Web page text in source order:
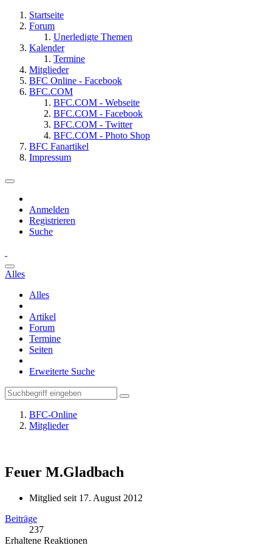
Startseite
Forum
Unerledigte Themen
Kalender
Termine
Mitglieder
BFC Online - Facebook
BFC.COM
BFC.COM - Webseite
BFC.COM - Facebook
BFC.COM - Twitter
BFC.COM - Photo Shop
BFC Fanartikel
Impressum
Anmelden
Registrieren
Suche
Alles
Alles
Artikel
Forum
Termine
Seiten
Erweiterte Suche
BFC-Online
Mitglieder
Feuer M.Gladbach
Mitglied seit 17. August 2012
Beiträge
237
Erhaltene Reaktionen